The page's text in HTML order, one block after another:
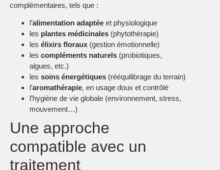
complémentaires, tels que :
l’alimentation adaptée et physiologique
les plantes médicinales (phytothérapie)
les élixirs floraux (gestion émotionnelle)
les compléments naturels (probiotiques,
algues, etc.)
les soins énergétiques (rééquilibrage du terrain)
l’aromathérapie, en usage doux et contrôlé
l’hygiène de vie globale (environnement, stress,
mouvement…)
Une approche
compatible avec un
traitement